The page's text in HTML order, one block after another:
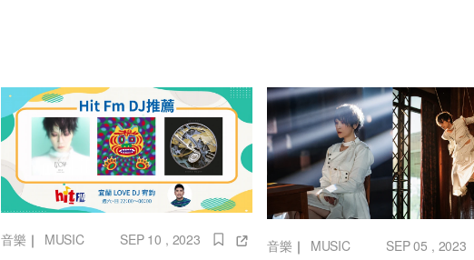
音樂 ｜ MUSIC SEP 10 , 2023 音樂 ｜ MUSIC SEP 05 , 2023